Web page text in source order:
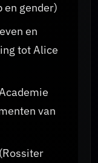
en gender)
en
tot Alice
van